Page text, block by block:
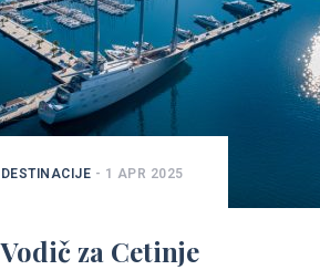
DESTINACIJE - 1 APR 2025
Vodič za Cetinje